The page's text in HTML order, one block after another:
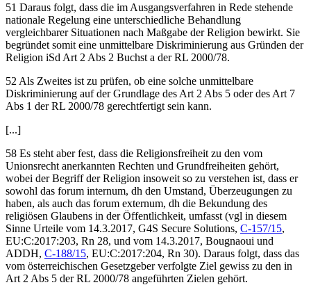
51 Daraus folgt, dass die im Ausgangsverfahren in Rede stehende
nationale Regelung eine unterschiedliche Behandlung
vergleichbarer Situationen nach Maßgabe der Religion bewirkt. Sie
begründet somit eine unmittelbare Diskriminierung aus Gründen der
Religion iSd Art 2 Abs 2 Buchst a der RL 2000/78.
52 Als Zweites ist zu prüfen, ob eine solche unmittelbare
Diskriminierung auf der Grundlage des Art 2 Abs 5 oder des Art 7
Abs 1 der RL 2000/78 gerechtfertigt sein kann.
[...]
58 Es steht aber fest, dass die Religionsfreiheit zu den vom
Unionsrecht anerkannten Rechten und Grundfreiheiten gehört,
wobei der Begriff der Religion insoweit so zu verstehen ist, dass er
sowohl das forum internum, dh den Umstand, Überzeugungen zu
haben, als auch das forum externum, dh die Bekundung des
religiösen Glaubens in der Öffentlichkeit, umfasst (vgl in diesem
Sinne Urteile vom 14.3.2017, G4S Secure Solutions, C-157/15,
EU:C:2017:203, Rn 28, und vom 14.3.2017, Bougnaoui und
ADDH, C-188/15, EU:C:2017:204, Rn 30). Daraus folgt, dass das
vom österreichischen Gesetzgeber verfolgte Ziel gewiss zu den in
Art 2 Abs 5 der RL 2000/78 angeführten Zielen gehört.